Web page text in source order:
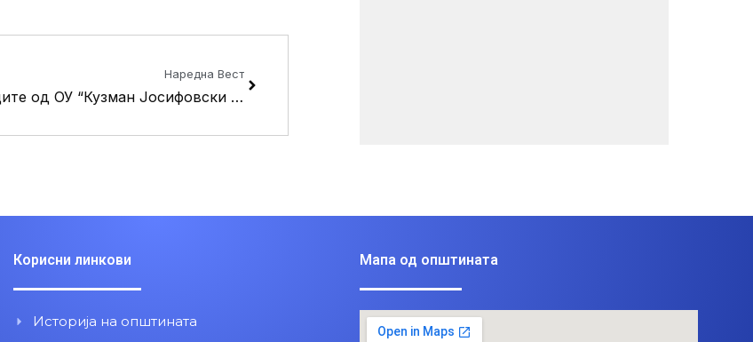
Наредна Вест
Учениците од ОУ “Кузман Јосифовски – Питу” со активности во чест на годишнината од смртта на Тоше
Корисни линкови
Историја на општината
Мапа од општината